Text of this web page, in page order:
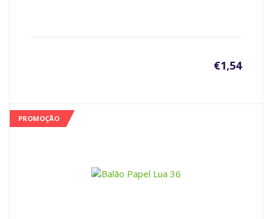
€1,54
PROMOÇÃO